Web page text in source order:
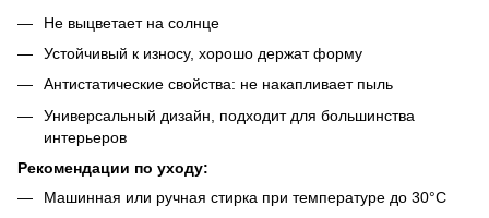
Не выцветает на солнце
Устойчивый к износу, хорошо держат форму
Антистатические свойства: не накапливает пыль
Универсальный дизайн, подходит для большинства
интерьеров
Рекомендации по уходу:
Машинная или ручная стирка при температуре до 30°C